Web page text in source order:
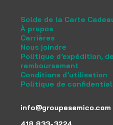
Solde de la Carte
À propos
Carrières
Nous joindre
Politique d’expédition,
remboursement
Conditions d’utilisation
Politique de
info@groupesemico.com